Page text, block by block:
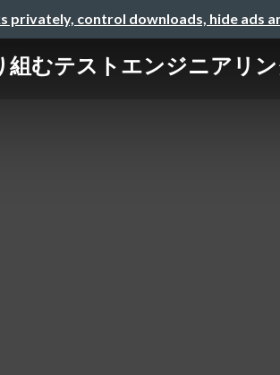
privately, control downloads, hide ads
組むテストエンジニアリ